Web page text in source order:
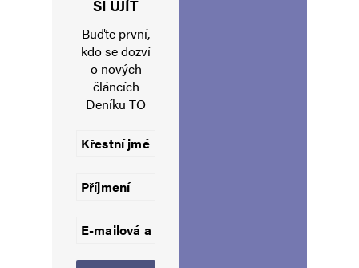
SI UJÍT
Buďte první,
kdo se dozví
o nových
článcích
Deníku TO